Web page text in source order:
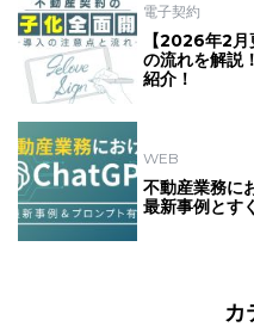
電子契約
【2026年2
の流れを解説
紹介！
WEB
不動産業務に
最新事例とす
カ